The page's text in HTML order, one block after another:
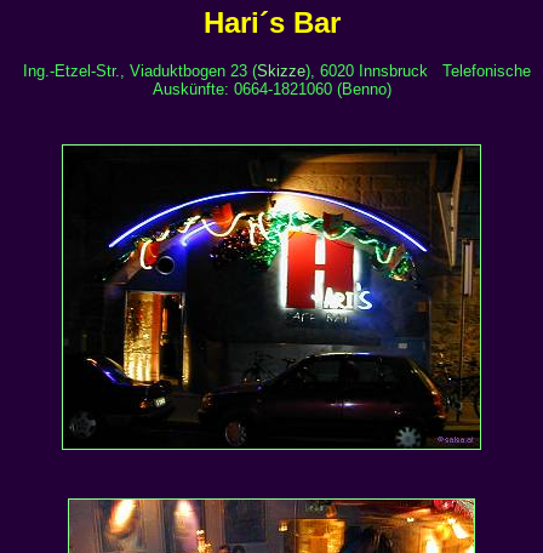
Hari´s Bar
Ing.-Etzel-Str., Viaduktbogen 23 (Skizze), 6020 Innsbruck Telefonische
Auskünfte: 0664-1821060 (Benno)